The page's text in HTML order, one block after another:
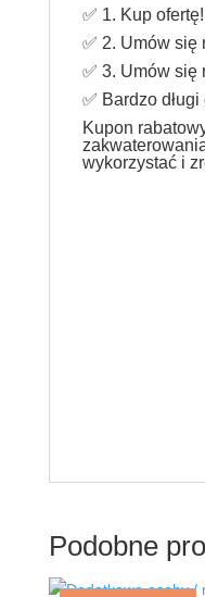
✅ 1. Kup ofertę!
✅ 2. Umów się
✅ 3. Umów się
✅ Bardzo
Kupon
wykorzystać i
Podobne